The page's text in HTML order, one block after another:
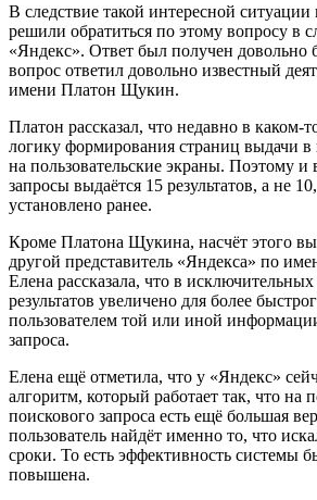
В следствие такой интересной
решили обратиться по этому вопросу в
«Яндекс». Ответ был получен довольно
вопрос ответил довольно известный
имени Платон Щукин.
Платон рассказал, что недавно в каком-
логику формирования страниц выдачи
на пользовательские экраны. Поэтому и
запросы выдаётся 15 результатов, а не
установлено ранее.
Кроме Платона Щукина, насчёт этого
другой представитель «Яндекса» по
Елена рассказала, что в
результатов увеличено для более
пользователем той или иной
запроса.
Елена ещё отметила, что у «Яндекс»
алгоритм, который работает так, что на
поискового запроса есть ещё большая
пользователь найдёт именно то, что
сроки. То есть эффективность системы
повышена.